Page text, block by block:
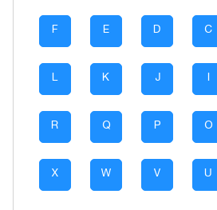
C
D
E
F
I
J
K
L
O
P
Q
R
U
V
W
X